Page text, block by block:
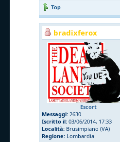
Top
bradixferox
Escort
Messaggi: 2630
Iscritto il: 03/06/2014, 17:33
Località: Brusimpiano (VA)
Regione: Lombardia